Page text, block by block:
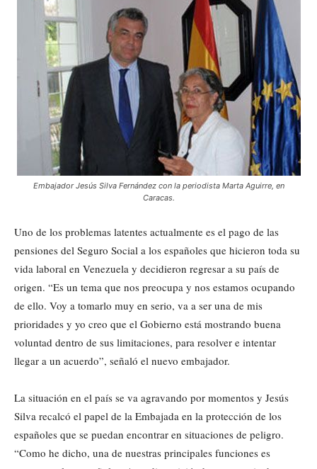
Embajador Jesús Silva Fernández con la periodista Marta Aguirre, en
Caracas.
Uno de los problemas latentes actualmente es el pago de las
pensiones del Seguro Social a los españoles que hicieron toda su
vida laboral en Venezuela y decidieron regresar a su país de
origen. “Es un tema que nos preocupa y nos estamos ocupando
de ello. Voy a tomarlo muy en serio, va a ser una de mis
prioridades y yo creo que el Gobierno está mostrando buena
voluntad dentro de sus limitaciones, para resolver e intentar
llegar a un acuerdo”, señaló el nuevo embajador.
La situación en el país se va agravando por momentos y Jesús
Silva recalcó el papel de la Embajada en la protección de los
españoles que se puedan encontrar en situaciones de peligro.
“Como he dicho, una de nuestras principales funciones es